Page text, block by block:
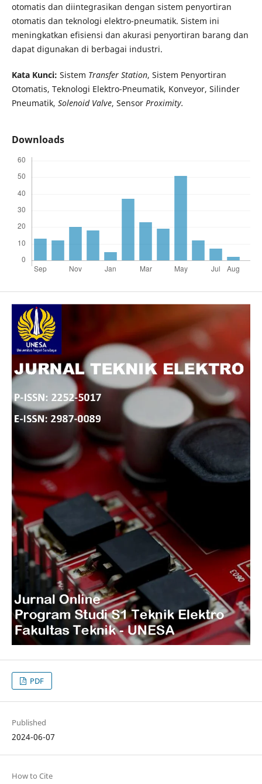
otomatis dan diintegrasikan dengan sistem penyortiran
otomatis dan teknologi elektro-pneumatik. Sistem ini
meningkatkan efisiensi dan akurasi penyortiran barang dan
dapat digunakan di berbagai industri.
Kata Kunci: Sistem Transfer Station, Sistem Penyortiran
Otomatis, Teknologi Elektro-Pneumatik, Konveyor, Silinder
Pneumatik, Solenoid Valve, Sensor Proximity.
Downloads
PDF
Published
2024-06-07
How to Cite